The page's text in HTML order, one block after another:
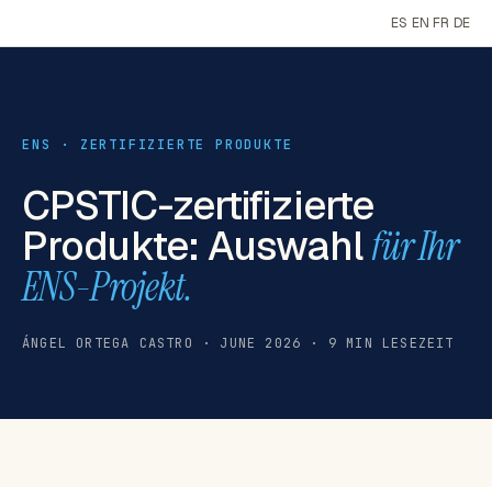
ES EN FR DE
ENS · ZERTIFIZIERTE PRODUKTE
CPSTIC-zertifizierte
Produkte: Auswahlfür Ihr
ENS-Projekt.
ÁNGEL ORTEGA CASTRO · JUNE 2026 · 9 MIN LESEZEIT